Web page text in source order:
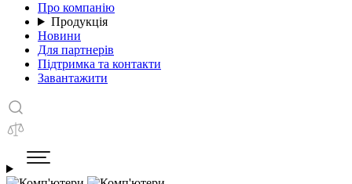
Про компанію
Продукція
Новини
Для партнерів
Підтримка та контакти
Завантажити